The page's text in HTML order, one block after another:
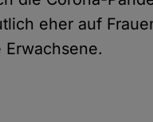
eher auf